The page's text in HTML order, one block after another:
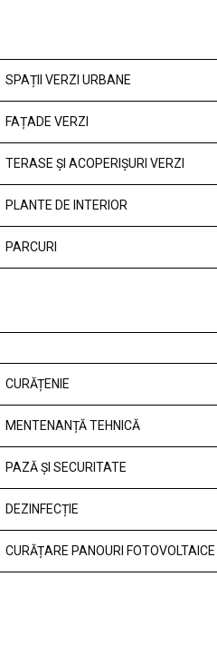
SPAȚII VERZI URBANE
FAȚADE VERZI
TERASE ȘI ACOPERIȘURI VERZI
PLANTE DE INTERIOR
PARCURI
CURĂȚENIE
MENTENANȚĂ TEHNICĂ
PAZĂ ȘI SECURITATE
DEZINFECȚIE
CURĂȚARE PANOURI FOTOVOLTAICE